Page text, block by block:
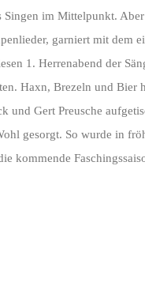
Singen im Mittelpunkt.
garniert mit dem
1. Herrenabend der
Haxn, Brezeln und Bier
und Gert Preusche
gesorgt. So wurde in
kommende